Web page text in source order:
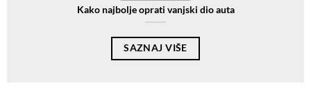
Kako najbolje oprati vanjski dio auta
SAZNAJ VIŠE